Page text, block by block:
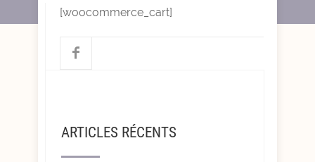
[woocommerce_cart]
ARTICLES RÉCENTS